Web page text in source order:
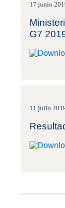
17 junio
G7
11 julio